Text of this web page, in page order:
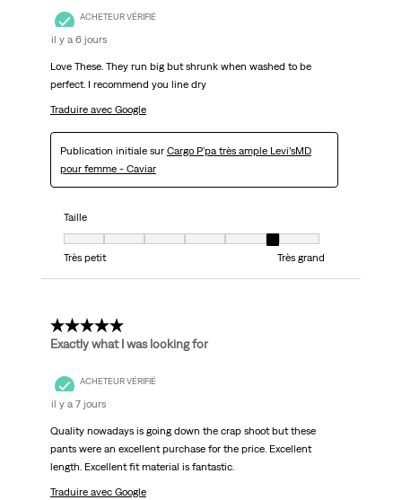
ACHETEUR VÉRIFIÉ
il y a 6 jours
Love These. They run big but shrunk when washed to be
perfect. I recommend you line dry
Traduire avec Google
Publication initiale sur Cargo P'pa très ample Levi’sMD
pour femme - Caviar
Taille
Taille, 6 sur 7, où 1 est égal à Très petit et 7 est égal à Très grand
Très petit
Très grand
5 étoile(s) sur 5.
Exactly what I was looking for
ACHETEUR VÉRIFIÉ
il y a 7 jours
Quality nowadays is going down the crap shoot but these
pants were an excellent purchase for the price. Excellent
length. Excellent fit material is fantastic.
Traduire avec Google